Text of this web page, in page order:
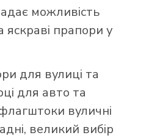
можливість
яскраві прапори у
для вулиці та
для авто та
вуличні
великий вибір